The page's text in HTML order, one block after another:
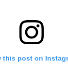
this post on